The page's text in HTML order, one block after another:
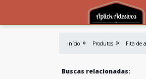
Início Produtos Fita de
Buscas relacionadas: